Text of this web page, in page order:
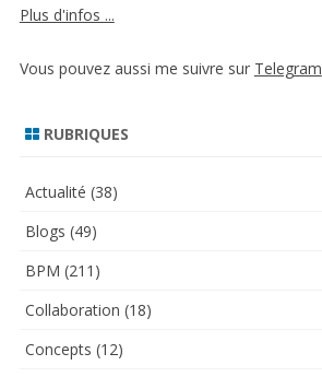
Plus d'infos ...
Vous pouvez aussi me suivre sur Telegram
RUBRIQUES
Actualité (38)
Blogs (49)
BPM (211)
Collaboration (18)
Concepts (12)